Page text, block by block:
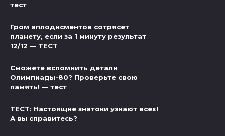
тест
Гром аплодисментов сотрясет
планету, если за 1 минуту результат
12/12 — ТЕСТ
Сможете вспомнить детали
Олимпиады-80? Проверьте свою
память! — тест
ТЕСТ: Настоящие знатоки узнают всех!
А вы справитесь?